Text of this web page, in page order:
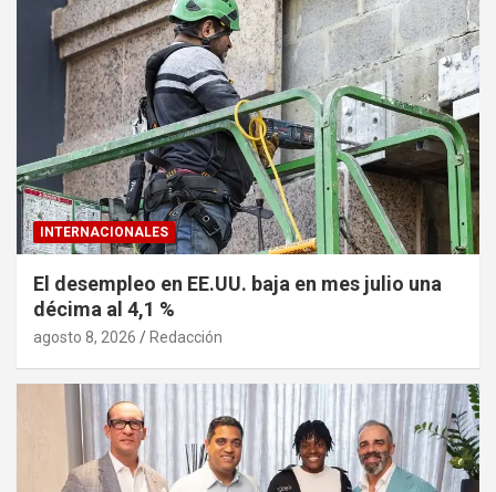
INTERNACIONALES
El desempleo en EE.UU. baja en mes julio una
décima al 4,1 %
agosto 8, 2026 Redacción